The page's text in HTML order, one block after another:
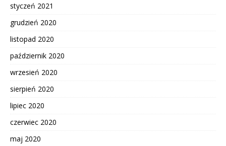
styczeń 2021
grudzień 2020
listopad 2020
październik 2020
wrzesień 2020
sierpień 2020
lipiec 2020
czerwiec 2020
maj 2020